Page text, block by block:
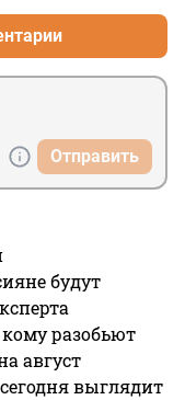
Отправить
будут
разобьют
август
выглядит